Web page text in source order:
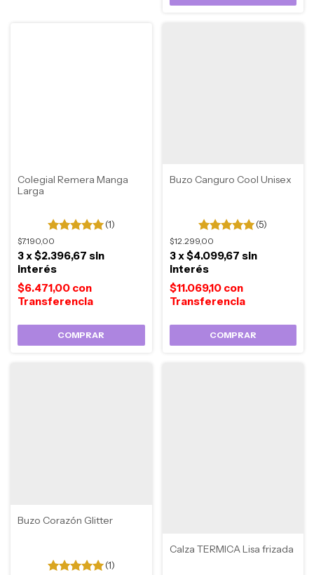
Colegial Remera Manga
Larga
(1)
$7.190,00
$6.471,00 con
3x$2.396,67 sin
interés
COMPRAR
Buzo Canguro Cool Unisex
(5)
$12.299,00
$11.069,10 con
3x$4.099,67 sin
interés
COMPRAR
Buzo Corazón Glitter
(1)
Calza TERMICA Lisa frizada